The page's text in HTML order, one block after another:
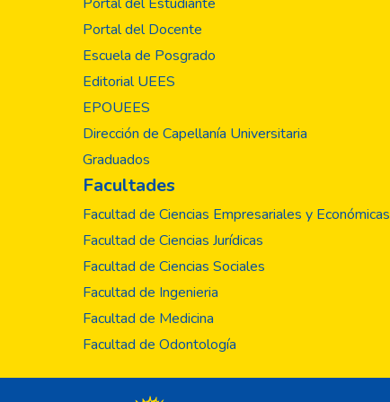
Portal del Docente
Escuela de Posgrado
Editorial UEES
EPOUEES
Dirección de Capellanía Universitaria
Graduados
Facultades
Facultad de Ciencias Empresariales y Económicas
Facultad de Ciencias Jurídicas
Facultad de Ciencias Sociales
Facultad de Ingenieria
Facultad de Medicina
Facultad de Odontología